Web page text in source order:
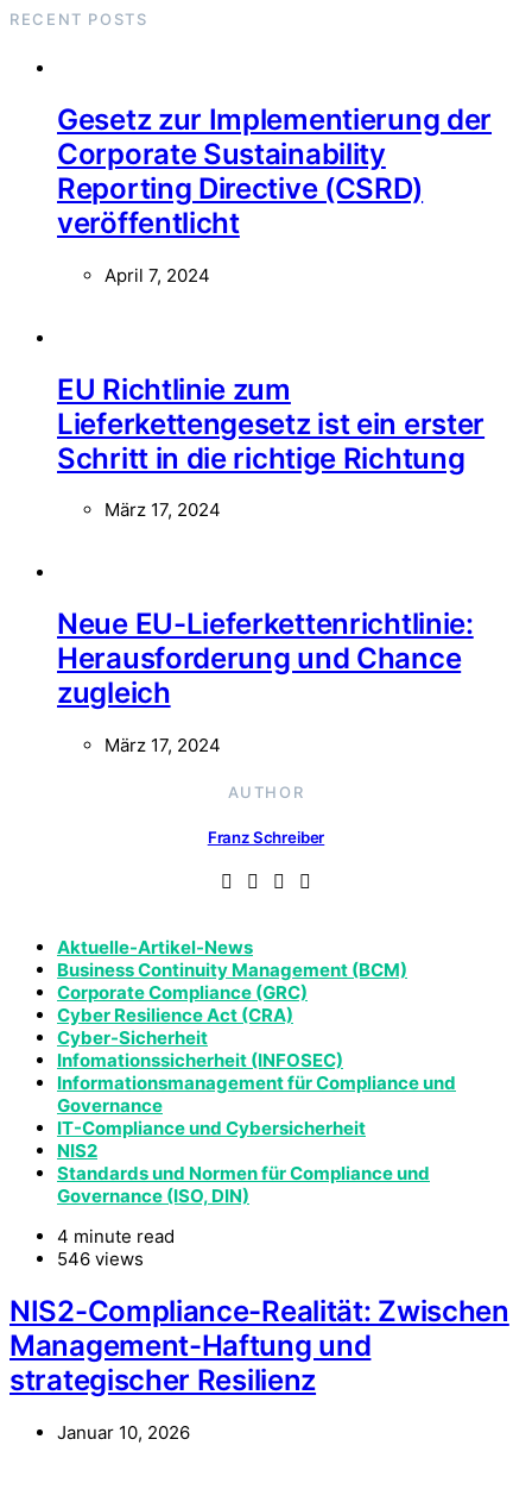
RECENT POSTS
Gesetz zur Implementierung der
Corporate Sustainability
Reporting Directive (CSRD)
veröffentlicht
April 7, 2024
EU Richtlinie zum
Lieferkettengesetz ist ein erster
Schritt in die richtige Richtung
März 17, 2024
Neue EU-Lieferkettenrichtlinie:
Herausforderung und Chance
zugleich
März 17, 2024
AUTHOR
Franz Schreiber
Aktuelle-Artikel-News
Business Continuity Management (BCM)
Corporate Compliance (GRC)
Cyber Resilience Act (CRA)
Cyber-Sicherheit
Infomationssicherheit (INFOSEC)
Informationsmanagement für Compliance und
Governance
IT-Compliance und Cybersicherheit
NIS2
Standards und Normen für Compliance und
Governance (ISO, DIN)
4 minute read
546 views
NIS2-Compliance-Realität: Zwischen
Management-Haftung und
strategischer Resilienz
Januar 10, 2026